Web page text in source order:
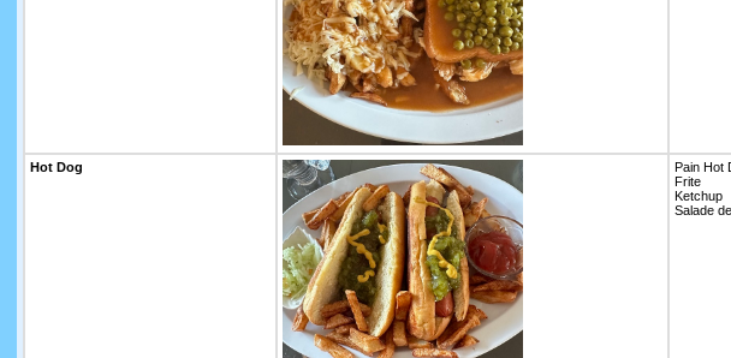
Hot Dog
Pain Hot
Frite
Ketchup
Salade